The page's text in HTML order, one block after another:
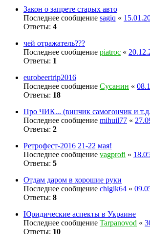
Закон о запрете старых авто
Последнее сообщение sagiq «
Ответы: 4
чей отражатель???
Последнее сообщение piatroc «
Ответы: 1
eurobeertrip2016
Последнее сообщение Сусанин «
Ответы: 18
Про ЧИК... (винчик самогончик и
Последнее сообщение mihuil77 «
Ответы: 2
Ретрофест-2016 21-22 мая!
Последнее сообщение vagprofi «
Ответы: 5
Отдам даром в хорошие руки
Последнее сообщение chigik64 «
Ответы: 8
Юридические аспекты в Украине
Последнее сообщение Tarpanovod «
Ответы: 10